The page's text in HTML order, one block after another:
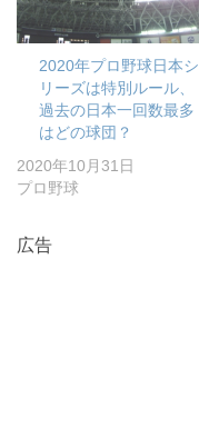
2020年プロ野球日本シ
リーズは特別ルール、
過去の日本一回数最多
はどの球団？
2020年10月31日
プロ野球
広告